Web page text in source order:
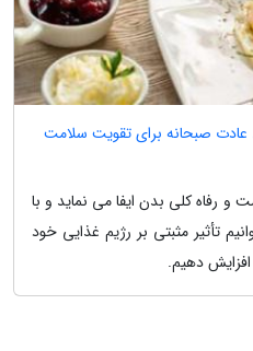
صبح خود را چگونه شروع کنیم؟، 8 عادت صبحانه برای تقویت سلامت
رفاه کلی بدن ایفا می نماید و با
تأثیر مثبتی بر رژیم غذایی خود
دهیم.